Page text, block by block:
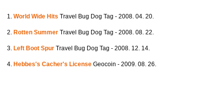
1. World Wide Hits Travel Bug Dog Tag - 2008. 04. 20.
2. Rotten Summer Travel Bug Dog Tag - 2008. 08. 22.
3. Left Boot Spur Travel Bug Dog Tag - 2008. 12. 14.
4. Hebbes's Cacher's License Geocoin - 2009. 08. 26.